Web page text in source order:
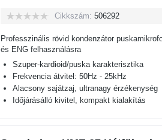
Cikkszám: 506292
Professzinális rövid kondenzátor
és ENG felhasználásra
Szuper-kardioid/puska karakterisztika
Frekvencia átvitel: 50Hz - 25kHz
Alacsony sajátzaj, ultranagy érzékenység
Időjárásálló kivitel, kompakt kialakítás